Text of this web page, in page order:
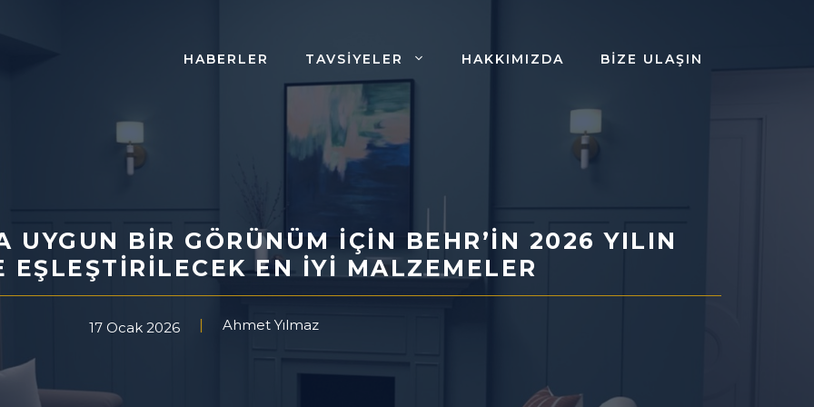
HABERLER TAVSIYELER HAKKIMIZDA BIZE ULAŞIN
UYGUN BIR GÖRÜNÜM İÇIN BEHR’IN 2026 YILIN
EŞLEŞTIRILECEK EN İYI MALZEMELER
17 Ocak 2026 Ahmet Yılmaz